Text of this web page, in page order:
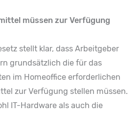
müssen zur Verfügung
stellt klar, dass Arbeitgeber
grundsätzlich die für das
im Homeoffice erforderlichen
zur Verfügung stellen müssen.
IT-Hardware als auch die